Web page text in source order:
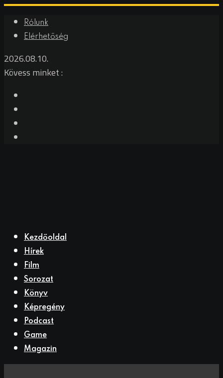
Rólunk
Elérhetőség
2026.08.10.
Kövess minket :
Kezdőoldal
Hírek
Film
Sorozat
Könyv
Képregény
Podcast
Game
Magazin